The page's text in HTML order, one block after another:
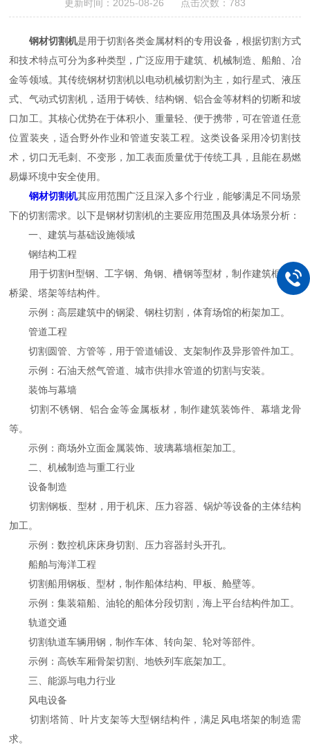
更新时间：2025-08-26 点击次数：783
钢材切割机是用于切割各类金属材料的专用设备，根据切割方式
和技术特点可分为多种类型，广泛应用于建筑、机械制造、船舶、冶
金等领域。其传统钢材切割机以电动机械切割为主，如行星式、液压
式、气动式切割机，适用于铸铁、结构钢、铝合金等材料的切断和坡
口加工。其核心优势在于体积小、重量轻、便于携带，可在管道任意
位置装夹，适合野外作业和管道安装工程。这类设备采用冷切割技
术，切口无毛刺、不变形，加工表面质量优于传统工具，且能在易燃
易爆环境中安全使用。
钢材切割机其应用范围广泛且深入多个行业，能够满足不同场景
下的切割需求。以下是钢材切割机的主要应用范围及具体场景分析：
一、建筑与基础设施领域
钢结构工程
用于切割H型钢、工字钢、角钢、槽钢等型材，制作建筑框架、
桥梁、塔架等结构件。
示例：高层建筑中的钢梁、钢柱切割，体育场馆的桁架加工。
管道工程
切割圆管、方管等，用于管道铺设、支架制作及异形管件加工。
示例：石油天然气管道、城市供排水管道的切割与安装。
装饰与幕墙
切割不锈钢、铝合金等金属板材，制作建筑装饰件、幕墙龙骨
等。
示例：商场外立面金属装饰、玻璃幕墙框架加工。
二、机械制造与重工行业
设备制造
切割钢板、型材，用于机床、压力容器、锅炉等设备的主体结构
加工。
示例：数控机床床身切割、压力容器封头开孔。
船舶与海洋工程
切割船用钢板、型材，制作船体结构、甲板、舱壁等。
示例：集装箱船、油轮的船体分段切割，海上平台结构件加工。
轨道交通
切割轨道车辆用钢，制作车体、转向架、轮对等部件。
示例：高铁车厢骨架切割、地铁列车底架加工。
三、能源与电力行业
风电设备
切割塔筒、叶片支架等大型钢结构件，满足风电塔架的制造需
求。